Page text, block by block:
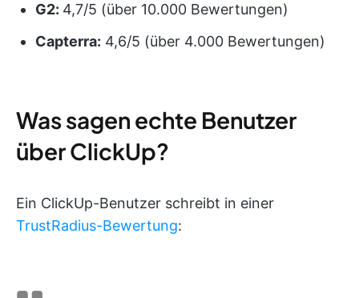
G2: 4,7/5 (über 10.000 Bewertungen)
Capterra: 4,6/5 (über 4.000 Bewertungen)
Was sagen echte Benutzer
über ClickUp?
Ein ClickUp-Benutzer schreibt in einer
TrustRadius-Bewertung: